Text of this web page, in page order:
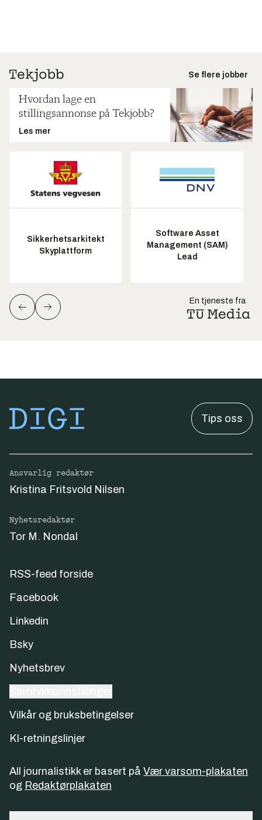
Se flere jobber
Hvordan lage en
stillingsannonse på Tekjobb?
Les mer
Sikkerhetsarkitekt
Skyplattform
Software Asset
Management (SAM)
Lead
En tjeneste fra
Tips oss
Ansvarlig redaktør
Kristina Fritsvold Nilsen
Nyhetsredaktør
Tor M. Nondal
RSS-feed forside
Facebook
Linkedin
Bsky
Nyhetsbrev
Vilkår og bruksbetingelser
KI-retningslinjer
All journalistikk er basert på Vær varsom-plakaten
og Redaktørplakaten